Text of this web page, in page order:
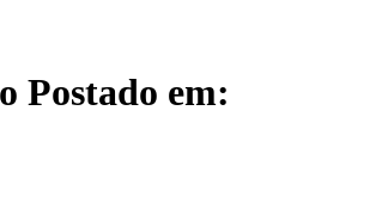
Postado em: